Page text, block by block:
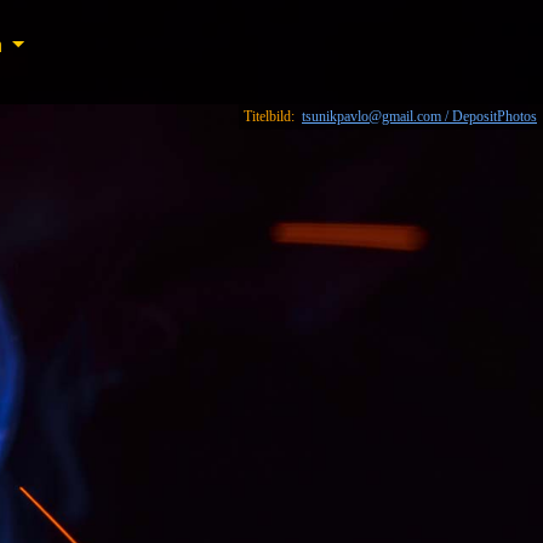
Titelbild: tsunikpavlo@gmail.com / DepositPhotos